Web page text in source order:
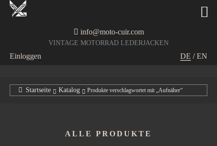
info@moto-cuir.com
VINTAGE MOTORRAD LEDERJACKEN
Einloggen DE /EN
Startseite Katalog Produkte verschlagwortet mit „Aufnäher“
ALLE PRODUKTE